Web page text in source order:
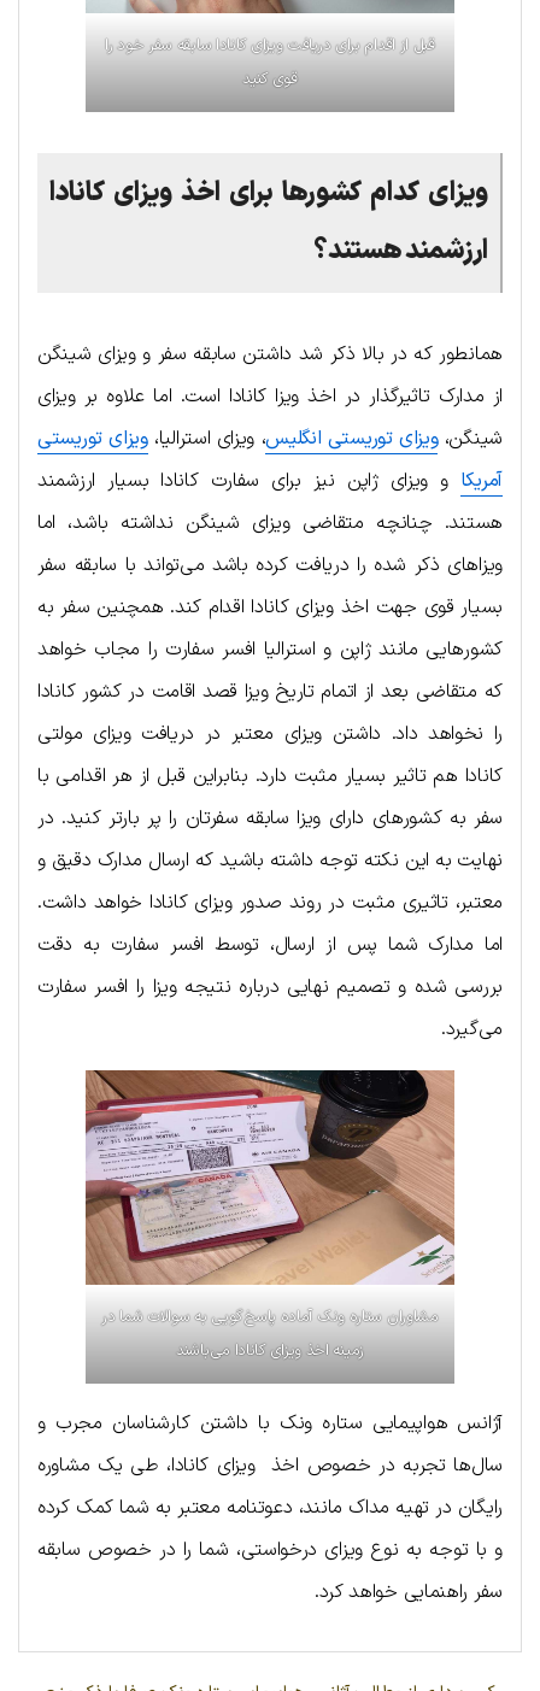
قبل از اقدام برای دریافت ویزای کانادا سابقه سفر خود را
قوی کنید
ویزای کدام کشورها برای اخذ ویزای کانادا
ارزشمند هستند؟
همانطور که در بالا ذکر شد داشتن سابقه سفر و ویزای شینگن
از مدارک تاثیرگذار در اخذ ویزا کانادا است. اما علاوه بر ویزای
شینگن،ویزای توریستی انگلیس، ویزای استرالیا،ویزای توریستی
آمریکا و ویزای ژاپن نیز برای سفارت کانادا بسیار ارزشمند
هستند. چنانچه متقاضی ویزای شینگن نداشته باشد، اما
ویزاهای ذکر شده را دریافت کرده باشد می‌تواند با سابقه سفر
بسیار قوی جهت اخذ ویزای کانادا اقدام کند. همچنین سفر به
کشورهایی مانند ژاپن و استرالیا افسر سفارت را مجاب خواهد
که متقاضی بعد از اتمام تاریخ ویزا قصد اقامت در کشور کانادا
را نخواهد داد. داشتن ویزای معتبر در دریافت ویزای مولتی
کانادا هم تاثیر بسیار مثبت دارد. بنابراین قبل از هر اقدامی با
سفر به کشورهای دارای ویزا سابقه سفرتان را پر بارتر کنید. در
نهایت به این نکته توجه داشته باشید که ارسال مدارک دقیق و
معتبر، تاثیری مثبت در روند صدور ویزای کانادا خواهد داشت.
اما مدارک شما پس از ارسال، توسط افسر سفارت به دقت
بررسی شده و تصمیم نهایی درباره نتیجه ویزا را افسر سفارت
می‌گیرد.
مشاوران ستاره ونک آماده پاسخ‌گویی به سوالات شما در
زمینه اخذ ویزای کانادا می‌باشند
آژانس هواپیمایی ستاره ونک با داشتن کارشناسان مجرب و
سال‌ها تجربه در خصوص اخذ ویزای کانادا، طی یک مشاوره
رایگان در تهیه مداک مانند، دعوتنامه معتبر به شما کمک کرده
و با توجه به نوع ویزای درخواستی، شما را در خصوص سابقه
سفر راهنمایی خواهد کرد.